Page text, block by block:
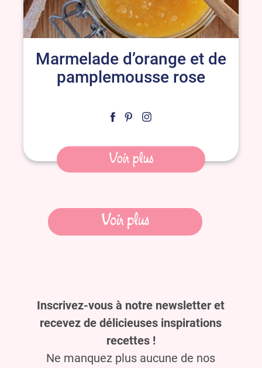
Marmelade d’orange et de
pamplemousse rose
Voir plus
NavigationVoir plus
Inscrivez-vous à notre newsletter et
recevez de délicieuses inspirations
recettes !
Ne manquez plus aucune de nos